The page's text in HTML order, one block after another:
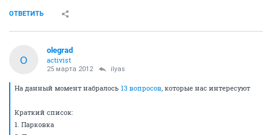
ОТВЕТИТЬ
O
olegrad
activist
25 марта 2012 ilyas
На данный момент набралось 13 вопросов, которые нас интересуют
Краткий список:
1. Парковка